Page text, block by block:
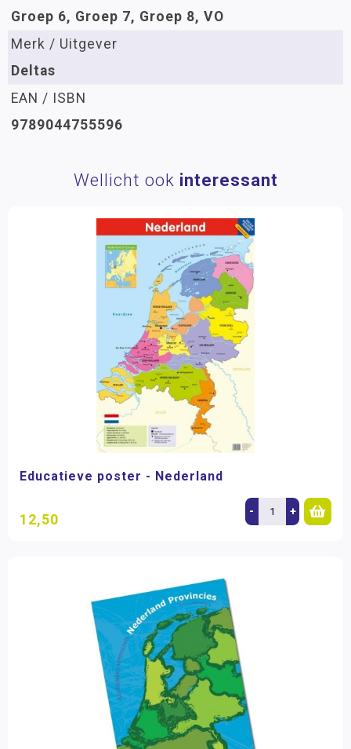
Groep 6, Groep 7, Groep 8, VO
Merk / Uitgever
Deltas
EAN / ISBN
9789044755596
Wellicht ook interessant
Educatieve poster - Nederland
12,50 - +